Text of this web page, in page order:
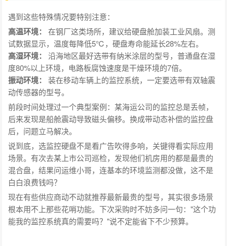
遇到这些特殊情况要特别注意：
高温环境：
在钢厂这类场所，建议给硬盘舱加装工业风扇。测
试数据显示，温度每降低5℃，硬盘寿命能延长28%左右。
高湿环境：
沿海地区最好选带有纳米涂层的型号，普通盘在湿
度80%以上环境，电路板腐蚀速度是干燥环境的7倍。
振动环境：
装在移动车辆上的监控系统，一定要选带有双轴震
动传感器的型号。
前段时间处理过一个典型案例：某海运公司的监控总是丢帧，
后来发现是船舱震动导致磁头偏移。换成带动态补偿的监控盘
后，问题立马解决。
说到底，选监控硬盘不是看广告吹得多响，关键得看实际应用
场景。有次去某上市公司巡检，发现他们机房用的都是最贵的
混合盘，结果问运维小哥，连基本的环境监测都没做，这不是
白白浪费钱吗？
现在有些供应商动不动就推荐最新最贵的型号，其实很多场景
根本用不上那些花哨功能。下次采购时不妨多问一句："这个功
能我的监控系统真的需要吗？"说不定能省下不少预算。